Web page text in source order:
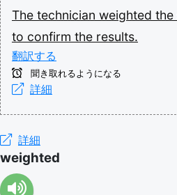
The technician weighted the
to confirm the results.
翻訳する
聞き取れるようになる
詳細
詳細
weighted